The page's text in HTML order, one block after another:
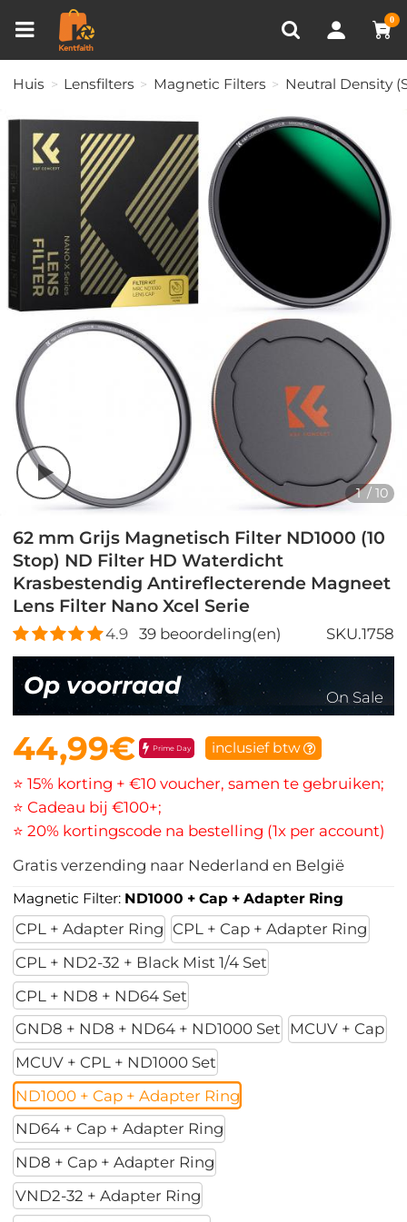
0
RECENT BEKEKEN
Huis Lensfilters Magnetic Filters Neutral Density
1/10
62 mm Grijs Magnetisch Filter ND1000 (10
Stop) ND Filter HD Waterdicht
Krasbestendig Antireflecterende Magneet
Lens Filter Nano Xcel Serie
4.9 39beoordeling(en) SKU.1758
Op voorraad On Sale
44,99€ Prime Day inclusief btw
⭐ 15% korting + €10 voucher, samen te gebruiken;
⭐ Cadeau bij €100+;
⭐ 20% kortingscode na bestelling (1x per account)
Gratis verzending naar Nederland en België
Magnetic Filter: ND1000 + Cap + Adapter Ring
CPL + Adapter Ring CPL + Cap + Adapter Ring
CPL + ND2-32 + Black Mist 1/4 Set
CPL + ND8 + ND64 Set
GND8 + ND8 + ND64 + ND1000 Set
MCUV + Cap
MCUV + CPL + ND1000 Set
ND1000 + Cap + Adapter Ring
ND64 + Cap + Adapter Ring
ND8 + Cap + Adapter Ring
VND2-32 + Adapter Ring